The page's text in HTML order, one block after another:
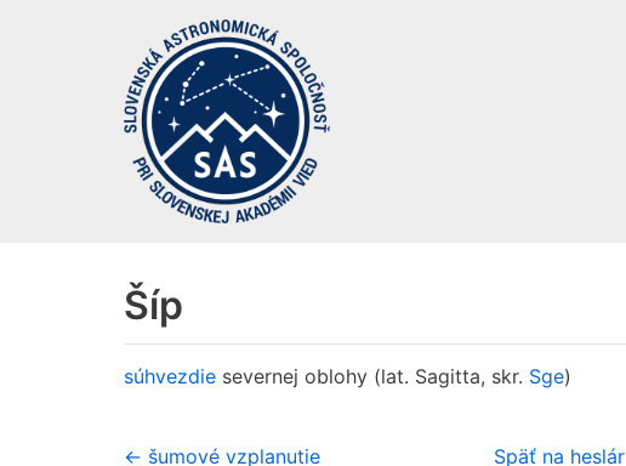
Šíp
súhvezdie severnej oblohy (lat. Sagitta, skr. Sge)
← šumové vzplanutie Späť na heslár